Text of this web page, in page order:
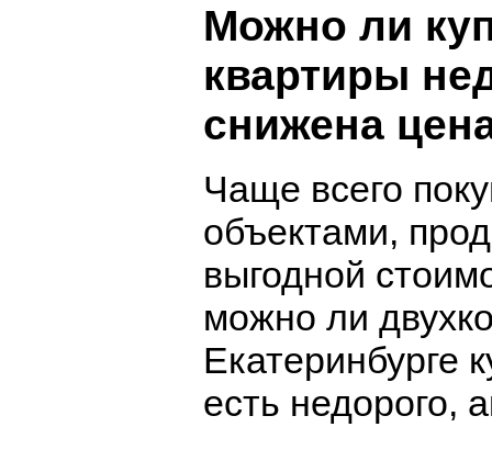
Можно ли
квартиры
снижена
Чаще всего
объектами,
выгодной
можно ли
Екатеринбурге
есть недорого,